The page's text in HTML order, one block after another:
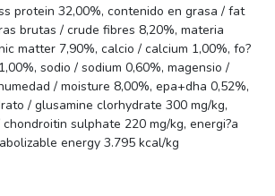
protein 32,00%, contenido en grasa / fat
brutas / crude fibres 8,20%, materia
matter 7,90%, calcio / calcium 1,00%, fo?
sodio / sodium 0,60%, magensio /
/ moisture 8,00%, epa+dha 0,52%,
/ glusamine clorhydrate 300 mg/kg,
sulphate 220 mg/kg, energi?a
energy 3.795 kcal/kg